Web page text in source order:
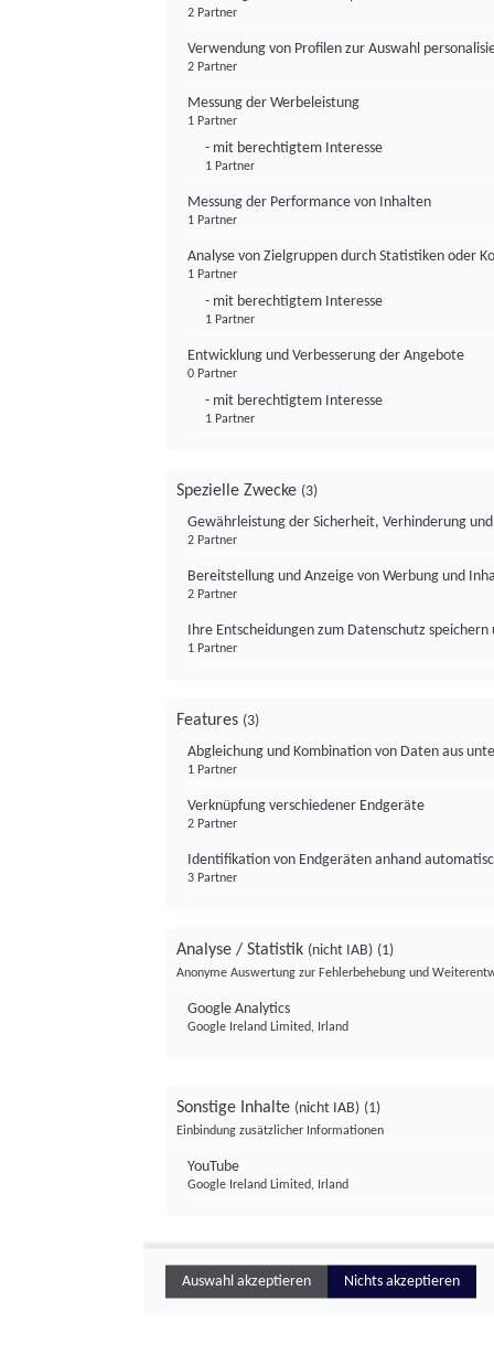
2 Partner
Verwendung von Profilen zur Auswahl
2 Partner
Messung der Werbeleistung
1 Partner
- mit berechtigtem Interesse
1 Partner
Messung der Performance von Inhalten
1 Partner
Analyse von Zielgruppen durch Statistiken oder
1 Partner
- mit berechtigtem Interesse
1 Partner
Entwicklung und Verbesserung der Angebote
0 Partner
- mit berechtigtem Interesse
1 Partner
Spezielle Zwecke (3)
Gewährleistung der Sicherheit, Verhinderung
2 Partner
Bereitstellung und Anzeige von Werbung und
2 Partner
Ihre Entscheidungen zum Datenschutz
1 Partner
Features (3)
Abgleichung und Kombination von Daten aus
1 Partner
Verknüpfung verschiedener Endgeräte
2 Partner
Identifikation von Endgeräten anhand
3 Partner
Analyse / Statistik (nicht IAB) (1)
Anonyme Auswertung zur Fehlerbehebung und
Google Analytics
Google Ireland Limited, Irland
Sonstige Inhalte (nicht IAB) (1)
Einbindung zusätzlicher Informationen
YouTube
Google Ireland Limited, Irland
Auswahl akzeptieren Nichts akzeptieren